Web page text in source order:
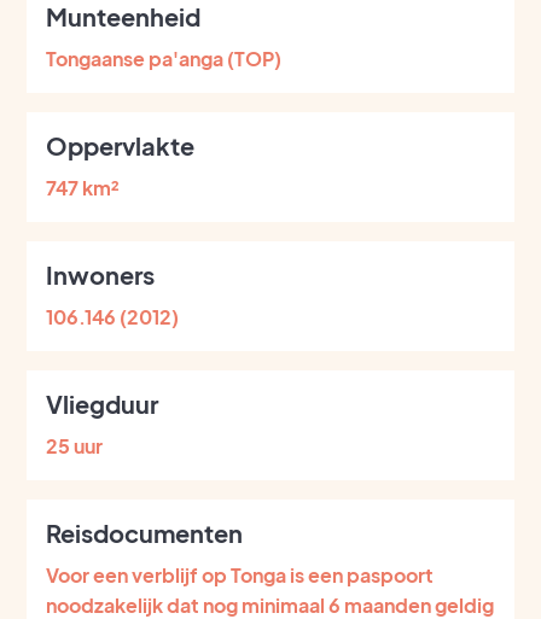
Munteenheid
Tongaanse pa'anga (TOP)
Oppervlakte
747 km²
Inwoners
106.146 (2012)
Vliegduur
25 uur
Reisdocumenten
Voor een verblijf op Tonga is een paspoort
noodzakelijk dat nog minimaal 6 maanden geldig